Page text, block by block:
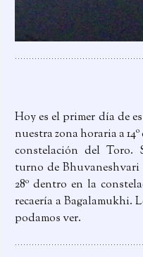
Hoy es el primer día de
nuestra zona horaria a
constelación del Toro.
turno de Bhuvaneshvari
28º dentro en la
recaería a Bagalamukhi.
podamos ver.